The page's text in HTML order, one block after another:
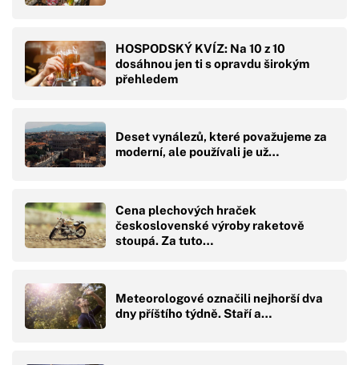
HOSPODSKÝ KVÍZ: Na 10 z 10
dosáhnou jen ti s opravdu širokým
přehledem
Deset vynálezů, které považujeme za
moderní, ale používali je už…
Cena plechových hraček
československé výroby raketově
stoupá. Za tuto…
Meteorologové označili nejhorší dva
dny příštího týdně. Staří a…